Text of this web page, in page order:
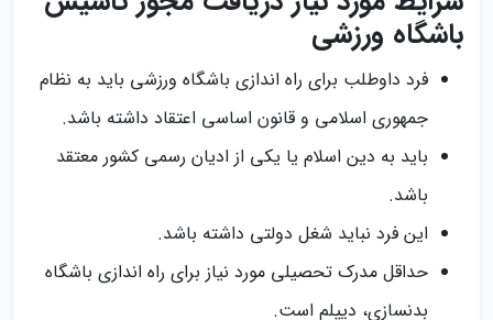
باشگاه ورزشی
فرد داوطلب برای راه اندازی باشگاه ورزشی باید به نظام
جمهوری اسلامی و قانون اساسی اعتقاد داشته باشد.
باید به دین اسلام یا یکی از ادیان رسمی کشور معتقد
باشد.
این فرد نباید شغل دولتی داشته باشد.
حداقل مدرک تحصیلی مورد نیاز برای راه اندازی باشگاه
بدنسازی، دیپلم است.